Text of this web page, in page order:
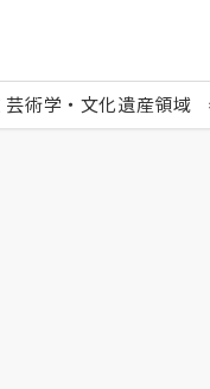
芸術学・文化遺産領域